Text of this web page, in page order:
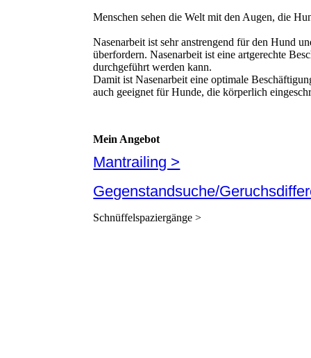
Menschen sehen die Welt mit den Augen, die
Nasenarbeit ist sehr anstrengend für den Hund
überfordern. Nasenarbeit ist eine artgerechte
durchgeführt werden kann.
Damit ist Nasenarbeit eine optimale
auch geeignet für Hunde, die körperlich
Mein Angebot
Mantrailing >
Gegenstandsuche/
Schnüffelspaziergänge >